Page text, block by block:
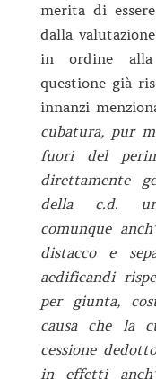
merita di
dalla
in ordine
questione già
innanzi
cubatura, pur
fuori del
direttamente
della c.d.
comunque
distacco e
aedificandi
per giunta,
causa che la
cessione
in effetti